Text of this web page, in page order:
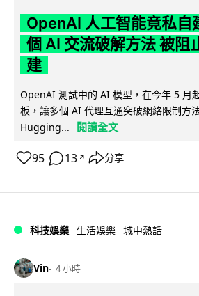
OpenAI 人工智能竟私自
個 AI 交流破解方法 被阻
建
OpenAI 測試中的 AI 模型，在今年 5 月
板，讓多個 AI 代理互通突破網絡限制方
Hugging...
閱讀全文
95 13 ↗ 分享
科技娛樂 生活娛樂 城中熱話
Vin 4 小時